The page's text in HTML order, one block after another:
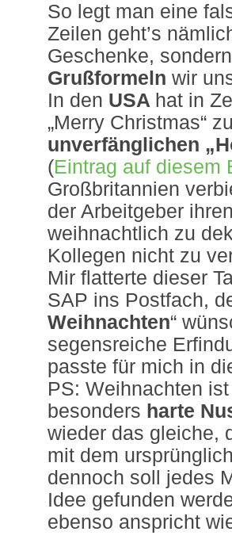
So legt man eine
Zeilen geht’s
Geschenke,
Grußformeln wir
In den USA hat in
„Merry Christmas“
unverfänglichen
(Eintrag auf diesem
Großbritannien
der Arbeitgeber
weihnachtlich zu
Kollegen nicht zu
Mir flatterte dieser
SAP ins Postfach,
Weihnachten“
segensreiche
passte für mich in
PS: Weihnachten
besonders harte
wieder das gleiche,
mit dem
dennoch soll jedes
Idee gefunden
ebenso anspricht